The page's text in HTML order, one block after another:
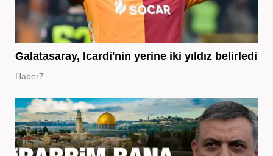
Galatasaray, Icardi'nin yerine iki yıldız belirledi
Haber7